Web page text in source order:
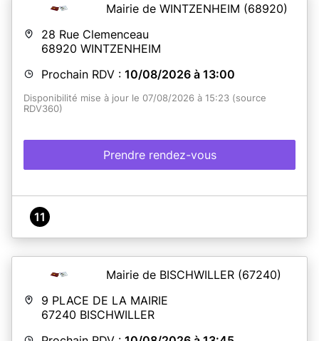
Mairie de WINTZENHEIM (68920)
28 Rue Clemenceau
68920 WINTZENHEIM
Prochain RDV : 10/08/2026 à 13:00
Disponibilité mise à jour le 07/08/2026 à 15:23 (source
RDV360)
Prendre rendez-vous
11
Mairie de BISCHWILLER (67240)
9 PLACE DE LA MAIRIE
67240 BISCHWILLER